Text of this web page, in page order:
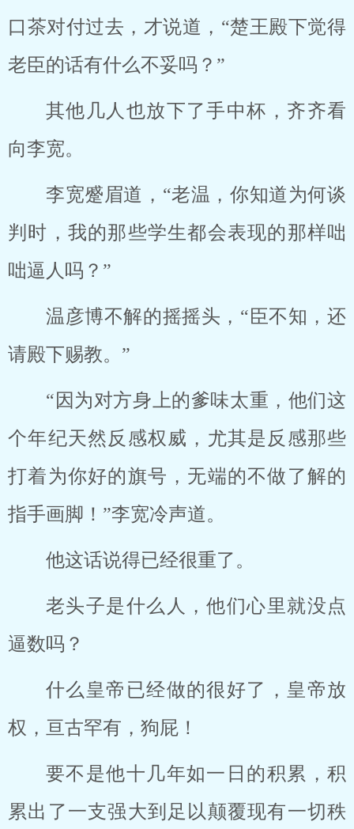
口茶对付过去，才说道，“楚王殿下觉得
老臣的话有什么不妥吗？”
其他几人也放下了手中杯，齐齐看
向李宽。
李宽蹙眉道，“老温，你知道为何谈
判时，我的那些学生都会表现的那样咄
咄逼人吗？”
温彦博不解的摇摇头，“臣不知，还
请殿下赐教。”
“因为对方身上的爹味太重，他们这
个年纪天然反感权威，尤其是反感那些
打着为你好的旗号，无端的不做了解的
指手画脚！”李宽冷声道。
他这话说得已经很重了。
老头子是什么人，他们心里就没点
逼数吗？
什么皇帝已经做的很好了，皇帝放
权，亘古罕有，狗屁！
要不是他十几年如一日的积累，积
累出了一支强大到足以颠覆现有一切秩